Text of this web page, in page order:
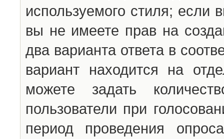
используемого стиля; если
вы не имеете прав на
два варианта ответа в
вариант находится на
можете задать
пользователи при
период проведения